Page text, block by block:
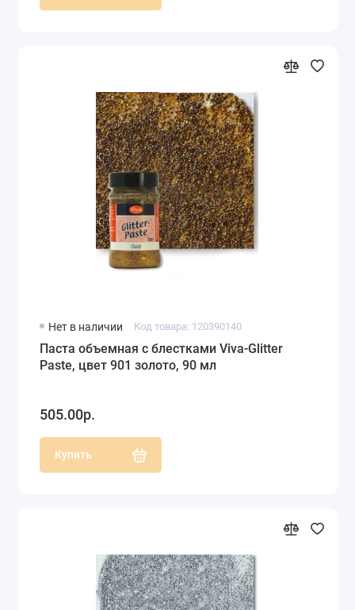
Нет в наличии Код товара: 120390140
Паста объемная с блестками Viva-Glitter
Paste, цвет 901 золото, 90 мл
505.00р.
Купить